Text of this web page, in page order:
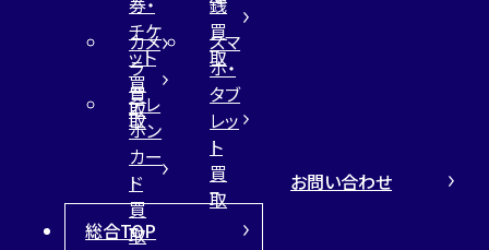
チケ
ット
買
取
買
取
カメ
ラ
買
取
スマ
ホ・
タブ
レッ
ト
買
取
テレ
ホン
カー
ド
買
取
総合TOP
お問い合わせ